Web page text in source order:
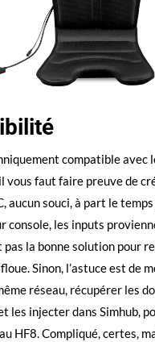
compatible avec
vous faut faire preuve de
aucun souci, à part le
console, les inputs
pas la bonne solution pour
Sinon, l’astuce est de
réseau, récupérer les
les injecter dans Simhub,
HF8. Compliqué, certes,